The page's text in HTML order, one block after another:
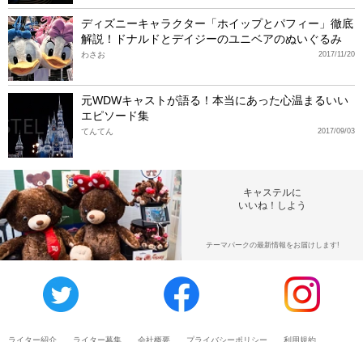
ディズニーキャラクター「ホイップとパフィー」徹底
解説！ドナルドとデイジーのユニベアのぬいぐるみ
2017/11/20
わさお
元WDWキャストが語る！本当にあった心温まるいい
エピソード集
2017/09/03
てんてん
キャステルに
いいね！しよう
テーマパークの最新情報をお届けします!
ライター紹介 ライター募集 会社概要 プライバシーポリシー 利用規約